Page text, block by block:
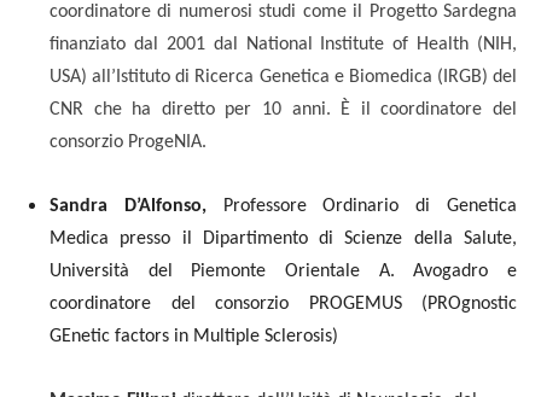
coordinatore di numerosi studi come il Progetto Sardegna
finanziato dal 2001 dal National Institute of Health (NIH,
USA) all’Istituto di Ricerca Genetica e Biomedica (IRGB) del
CNR che ha diretto per 10 anni. È il coordinatore del
consorzio ProgeNIA.
Sandra D’Alfonso,
Professore Ordinario di Genetica
Medica presso il Dipartimento di Scienze della Salute,
Università del Piemonte Orientale A. Avogadro e
coordinatore del consorzio PROGEMUS (PROgnostic
GEnetic factors in Multiple Sclerosis)